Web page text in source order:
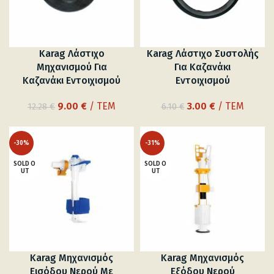
Karag Λάστιχο
Μηχανισμού Για
Καζανάκι Εντοιχισμού
12.28€ Original
9.00 €Η
9.00 €.
/ ΤΕΜ
Karag Λάστιχο Συστολής
Για Καζανάκι
Εντοιχισμού
6.10€ Original
6.10 €.
3.00 €Η
/ ΤΕΜ
-30%
SOLD O
UT
Karag Μηχανισμός
Εισόδου Νερού Με
-31%
SOLD O
UT
Karag Μηχανισμός
Εξόδου Νερού